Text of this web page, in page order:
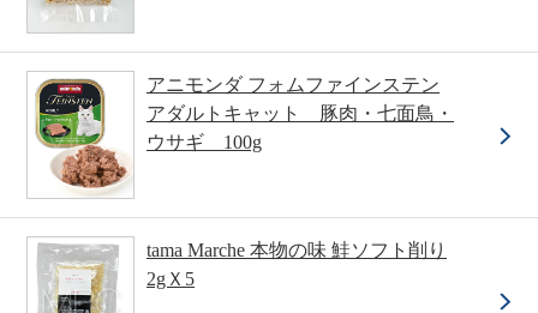
アニモンダ フォムファインステン
アダルトキャット 豚肉・七面鳥・
ウサギ 100g
tama Marche 本物の味 鮭ソフト削り
2gＸ5